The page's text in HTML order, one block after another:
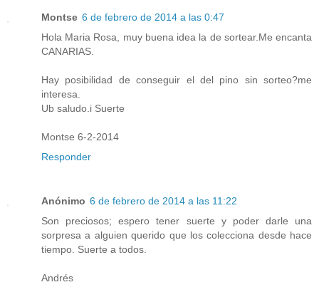
Montse 6 de febrero de 2014 a las 0:47
Hola Maria Rosa, muy buena idea la de sortear.Me encanta
CANARIAS.
Hay posibilidad de conseguir el del pino sin sorteo?me
interesa.
Ub saludo.i Suerte
Montse 6-2-2014
Responder
Anónimo 6 de febrero de 2014 a las 11:22
Son preciosos; espero tener suerte y poder darle una
sorpresa a alguien querido que los colecciona desde hace
tiempo. Suerte a todos.
Andrés